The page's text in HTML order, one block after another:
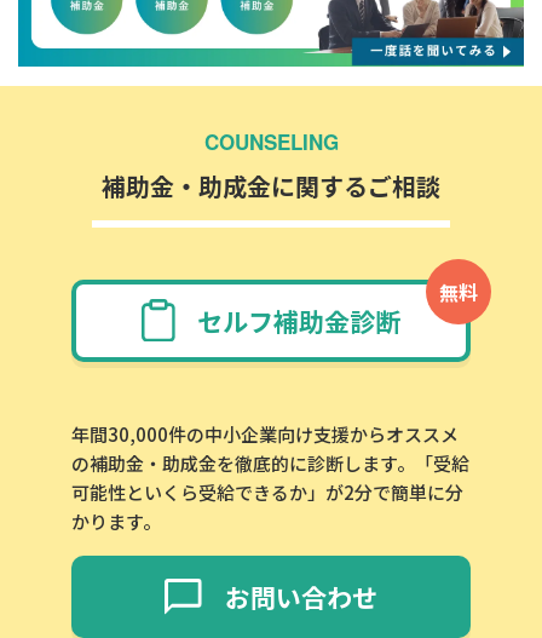
COUNSELING
補助金・助成金に関するご相談
無料
セルフ補助金診断
年間30,000件の中小企業向け支援からオススメ
の補助金・助成金を徹底的に診断します。「受給
可能性といくら受給できるか」が2分で簡単に分
かります。
お問い合わせ